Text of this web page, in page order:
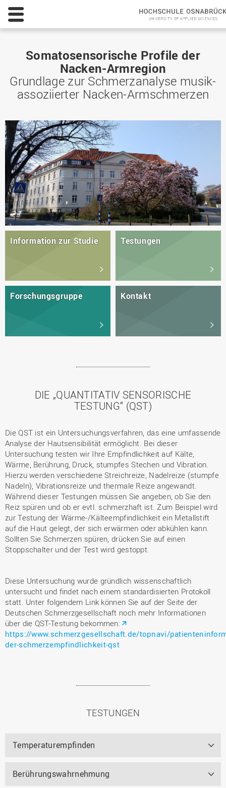
Somatosensorische Profile der
Nacken-Armregion
Grundlage zur Schmerzanalyse musik-
assoziierter Nacken-Armschmerzen
Information zur Studie Testungen
Forschungsgruppe Kontakt
DIE „QUANTITATIV SENSORISCHE
TESTUNG“ (QST)
Die QST ist ein Untersuchungsverfahren, das eine umfassende
Analyse der Hautsensibilität ermöglicht. Bei dieser
Untersuchung testen wir Ihre Empfindlichkeit auf Kälte,
Wärme, Berührung, Druck, stumpfes Stechen und Vibration.
Hierzu werden verschiedene Streichreize, Nadelreize (stumpfe
Nadeln), Vibrationsreize und thermale Reize angewandt.
Während dieser Testungen müssen Sie angeben, ob Sie den
Reiz spüren und ob er evtl. schmerzhaft ist. Zum Beispiel wird
zur Testung der Wärme-/Kälteempfindlichkeit ein Metallstift
auf die Haut gelegt, der sich erwärmen oder abkühlen kann.
Sollten Sie Schmerzen spüren, drücken Sie auf einen
Stoppschalter und der Test wird gestoppt.
Diese Untersuchung wurde gründlich wissenschaftlich
untersucht und findet nach einem standardisierten Protokoll
statt. Unter folgendem Link können Sie auf der Seite der
Deutschen Schmerzgesellschaft noch mehr Informationen
über die QST-Testung bekommen:
https://www.schmerzgesellschaft.de/topnavi/
der-schmerzempfindlichkeit-qst
TESTUNGEN
Temperaturempfinden
Berührungswahrnehmung